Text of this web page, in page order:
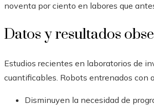
noventa por ciento en labores que
Datos y resultados
Estudios recientes en laboratorios de
cuantificables. Robots entrenados con
Disminuyen la necesidad de